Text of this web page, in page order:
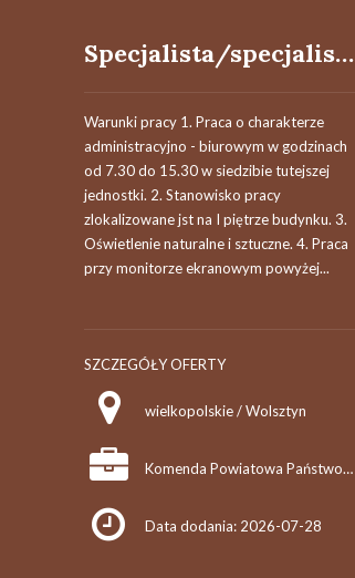
Specjalista/specjalistka
Warunki pracy 1. Praca o charakterze
administracyjno - biurowym w godzinach
od 7.30 do 15.30 w siedzibie tutejszej
jednostki. 2. Stanowisko pracy
zlokalizowane jst na I piętrze budynku. 3.
Oświetlenie naturalne i sztuczne. 4. Praca
przy monitorze ekranowym powyżej...
SZCZEGÓŁY OFERTY
wielkopolskie / Wolsztyn
Komenda Powiatowa Państwowej Straży Pożarnej w Wolsztynie
Data dodania: 2026-07-28